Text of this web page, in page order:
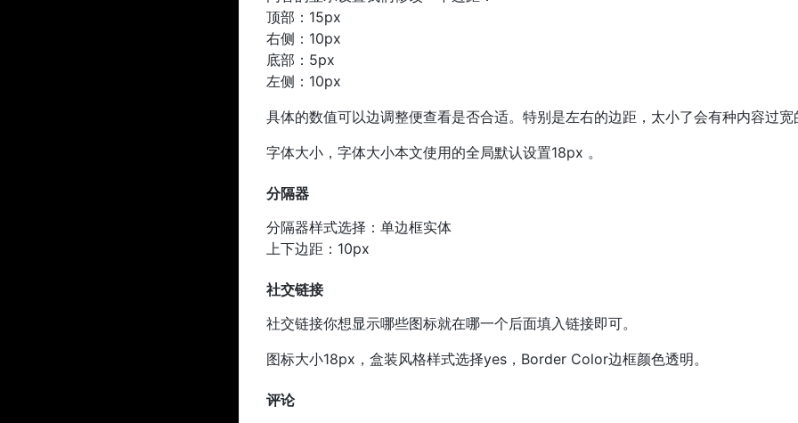
顶部：15px
右侧：10px
底部：5px
左侧：10px
具体的数值可以边调整便查看是否合适。特别是左右的边距，太小了会有种内容过宽
字体大小，字体大小本文使用的全局默认设置18px 。
分隔器
分隔器样式选择：单边框实体
上下边距：10px
社交链接
社交链接你想显示哪些图标就在哪一个后面填入链接即可。
图标大小18px，盒装风格样式选择yes，Border Color边框颜色透明。
评论